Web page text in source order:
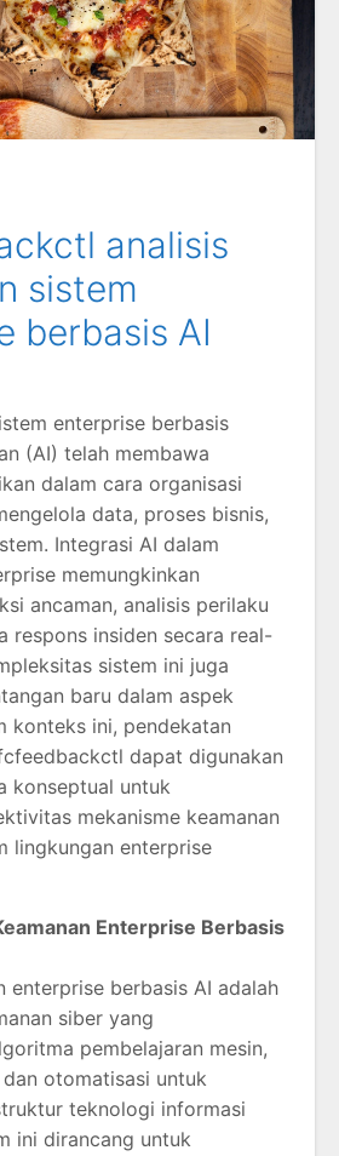
analisis
sistem
berbasis AI
enterprise berbasis
(AI) telah membawa
dalam cara organisasi
data, proses bisnis,
Integrasi AI dalam
memungkinkan
ancaman, analisis perilaku
respons insiden secara real-
sistem ini juga
baru dalam aspek
konteks ini, pendekatan
dapat digunakan
konseptual untuk
mekanisme keamanan
lingkungan enterprise
Enterprise Berbasis
enterprise berbasis AI adalah
siber yang
pembelajaran mesin,
otomatisasi untuk
teknologi informasi
ini dirancang untuk